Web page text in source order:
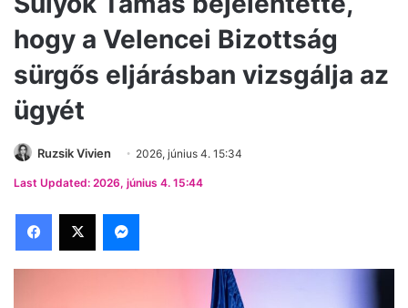
hogy a Velencei Bizottság
sürgős eljárásban vizsgálja az
ügyét
Ruzsik Vivien 2026, június 4. 15:34
Last Updated: 2026, június 4. 15:44
Facebook
X Messenger